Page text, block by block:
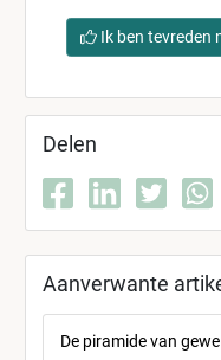
Ik ben tevreden
Delen
Aanverwante
De piramide van